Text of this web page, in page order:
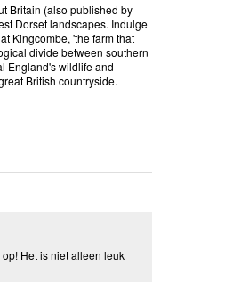
Britain (also published by
Dorset landscapes. Indulge
Kingcombe, 'the farm that
divide between southern
England's wildlife and
British countryside.
Het is niet alleen leuk